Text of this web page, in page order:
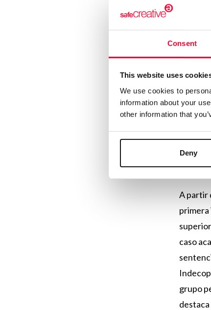
Consent
This website uses
We use cookies to
information about your
other information that
Deny
desde
esta
Del
En los
por
Grupo
A partir
primera
caso
grupo
destaca